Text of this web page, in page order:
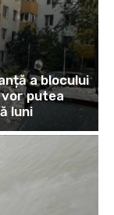
a blocului
putea
luni